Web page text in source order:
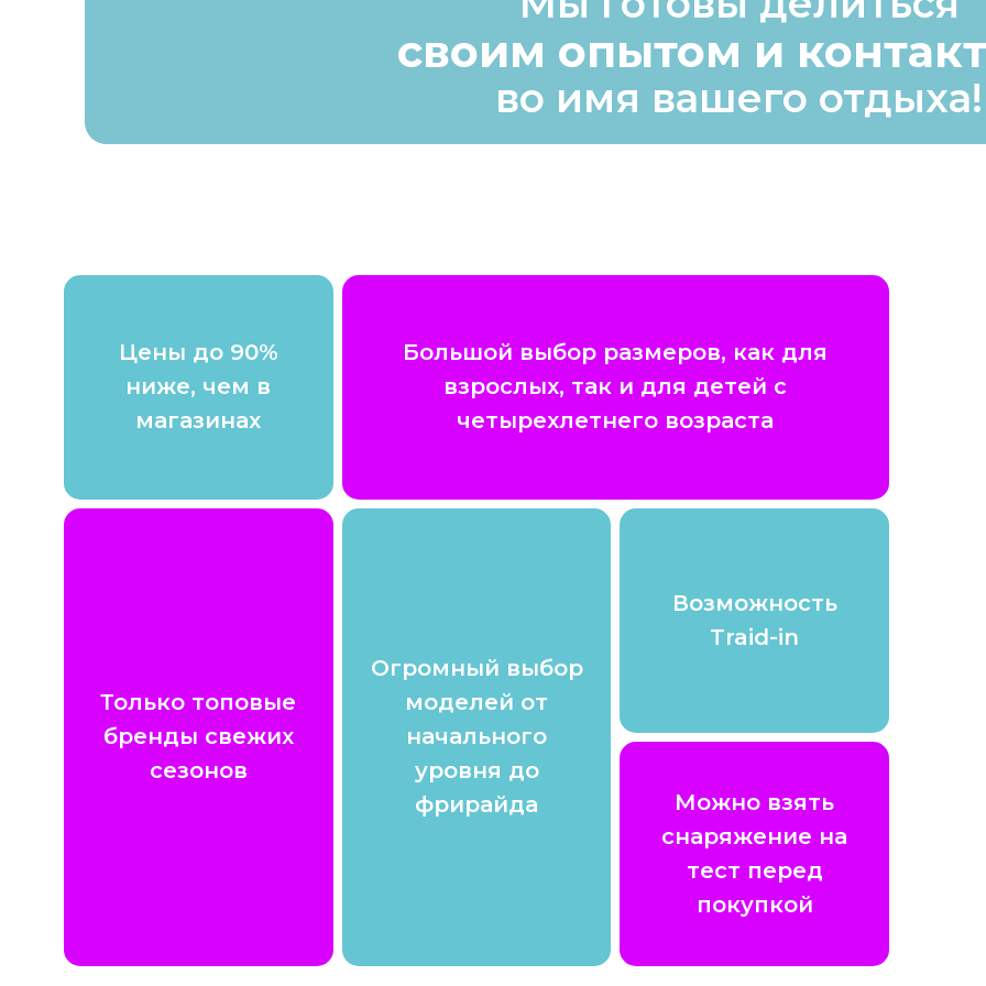
своим опытом и
во имя вашего отдыха!
Цены до 90%
ниже, чем в
магазинах
Только топовые
бренды свежих
сезонов
Большой выбор размеров, как для
взрослых, так и для детей с
четырехлетнего возраста
Огромный выбор
моделей от
начального
уровня до
фрирайда
Возможность
Traid-in
Можно взять
снаряжение на
тест перед
покупкой